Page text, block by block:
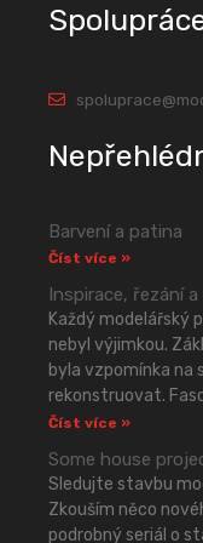
Barvení a patina
Číst více »
Inspirace, řezání
Každý modelářský
nebyl výjimkou.
byla vzpomínka na
rekonstruovat.
Číst více »
Some house
Sledujte stavbu
Zkouším něco
podrobný seriál o